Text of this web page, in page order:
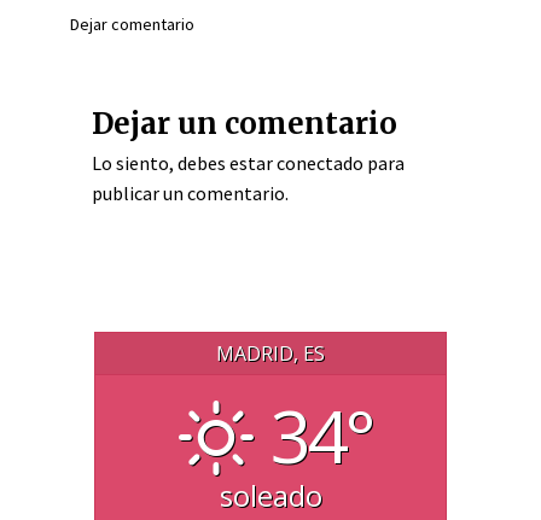
Dejar comentario
Dejar un comentario
Lo siento, debes estarconectado para
publicar un comentario.
MADRID, ES
34°
soleado